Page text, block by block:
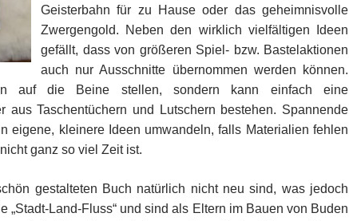
Geisterbahn für zu Hause oder das geheimnisvolle
Zwergengold. Neben den wirklich vielfältigen Ideen
gefällt, dass von größeren Spiel- bzw. Bastelaktionen
auch nur Ausschnitte übernommen werden können.
auf die Beine stellen, sondern kann einfach eine
aus Taschentüchern und Lutschern bestehen. Spannende
eigene, kleinere Ideen umwandeln, falls Materialien fehlen
ganz so viel Zeit ist.
gestalteten Buch natürlich nicht neu sind, was jedoch
„Stadt-Land-Fluss“ und sind als Eltern im Bauen von Buden